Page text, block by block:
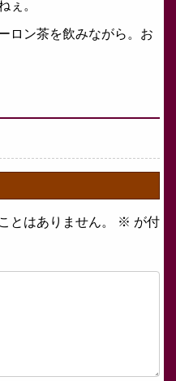
ぇ。
ロン茶を飲みながら。お
とはありません。 ※ が付